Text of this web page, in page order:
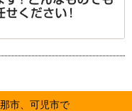
市、可児市で